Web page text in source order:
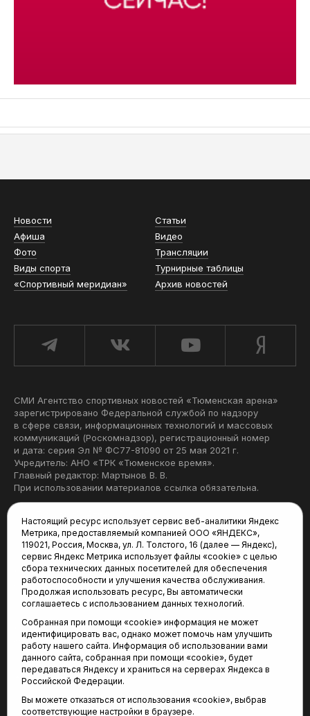
Новости
Статьи
Афиша
Видео
Фото
Трансляции
Виды спорта
Турнирные таблицы
«Спортивный меридиан»
Архив новостей
СМИ Агентство спортивных новостей «Тюменская арена»
зарегистрировано Федеральной службой по надзору
в сфере связи, информационных технологий и массовых
коммуникаций (Роскомнадзор), регистрационный номер
и дата: серия Эл № ФС77-81090 от 25 мая 2021 г.
Учредитель: АНО «ТРК «Тюменское время».
Главный редактор: Мартынов В. В.
При использовании материалов ссылка обязательна.
Редакция:
625035, Тюмень, пр. Геологоразведчиков, 28А
(3452) 68-22-28
tum-arena@mail.ru
Отдел продаж:
(3452) 68-89-78
kotovaev@sibinformburo.ru
Настоящий ресурс использует сервис веб-аналитики Яндекс
Метрика, предоставляемый компанией ООО «ЯНДЕКС»,
119021, Россия, Москва, ул. Л. Толстого, 16 (далее — Яндекс),
сервис Яндекс Метрика использует файлы «cookie» с целью
сбора технических данных посетителей для обеспечения
работоспособности и улучшения качества обслуживания.
Продолжая использовать ресурс, Вы автоматически
соглашаетесь с использованием данных технологий.
Собранная при помощи «cookie» информация не может
идентифицировать вас, однако может помочь нам улучшить
работу нашего сайта. Информация об использовании вами
данного сайта, собранная при помощи «cookie», будет
передаваться Яндексу и храниться на серверах Яндекса в
Российской Федерации.
Вы можете отказаться от использования «cookie», выбрав
соответствующие настройки в браузере.